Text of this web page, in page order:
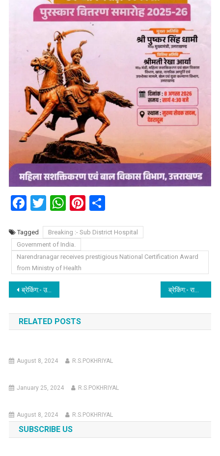
Facebook
Twitter
WhatsApp
Pinterest
Share
Tagged
Breaking :- Sub District Hospital
Government of India.
Narendranagar receives prestigious National Certification Award
from Ministry of Health
Post
navigation
ब्रेकिंग:- उत्तराखण्ड की बेटियां जल्द ही ऋषिकेश में गंगा नदी पर पर्यटकों को राफ्टिंग कराती आएंगी नजर, सरकार ने दी बेटियों को ट्रैनिंग। ब्रेकिंग:- राजस्व निरीक्षक रिश्वत लेता हुआ गिरफ्तार, देहरादून विजिलेंस की टीम ने की कार्रवाई, अब खंगालेगी भ्रष्टाचार की कुंडली।
RELATED POSTS
August 8, 2024 R.S.POKHRIYAL
January 25, 2024 R.S.POKHRIYAL
August 8, 2024 R.S.POKHRIYAL
SUBSCRIBE US